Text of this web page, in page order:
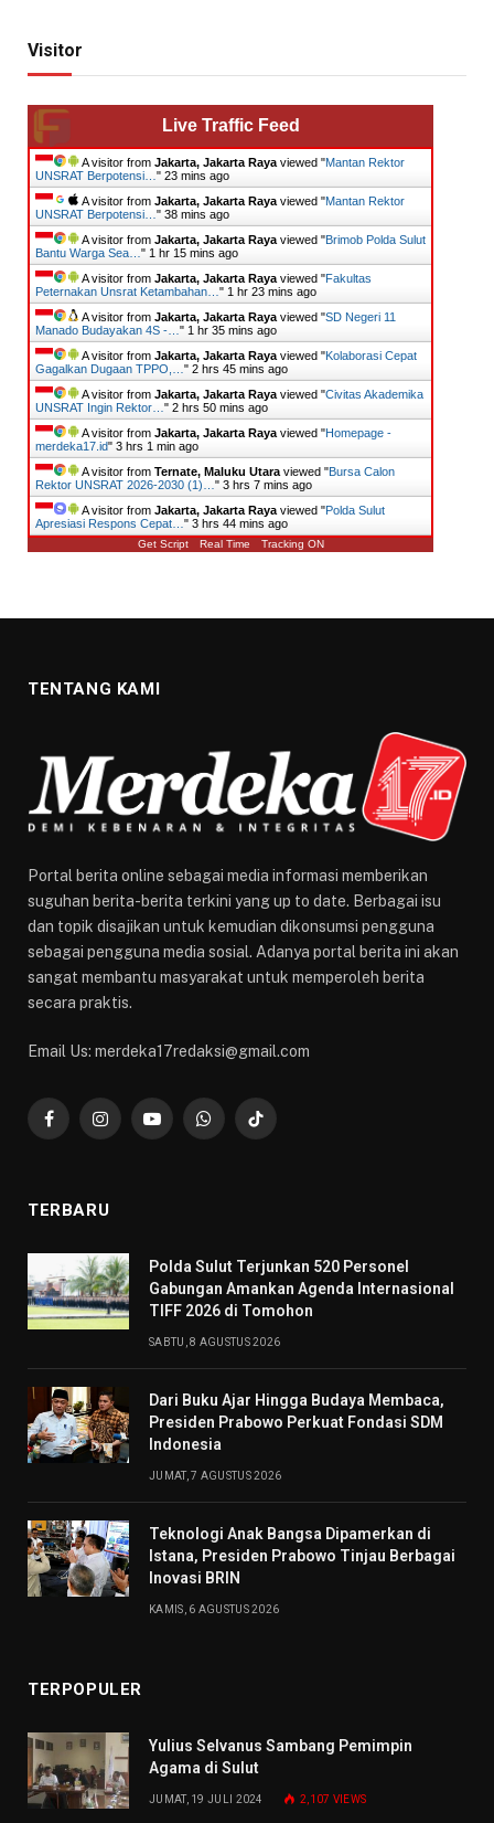
Visitor
Live Traffic Feed
A visitor from Jakarta, Jakarta Raya viewed "Mantan Rektor
UNSRAT Berpotensi… " 23 mins ago
A visitor from Jakarta, Jakarta Raya viewed "Mantan Rektor
UNSRAT Berpotensi… " 38 mins ago
A visitor from Jakarta, Jakarta Raya viewed "Brimob Polda Sulut
Bantu Warga Sea… " 1 hr 15 mins ago
A visitor from Jakarta, Jakarta Raya viewed "Fakultas
Peternakan Unsrat Ketambahan… " 1 hr 23 mins ago
A visitor from Jakarta, Jakarta Raya viewed "SD Negeri 11
Manado Budayakan 4S -… " 1 hr 35 mins ago
A visitor from Jakarta, Jakarta Raya viewed "Kolaborasi Cepat
Gagalkan Dugaan TPPO,… " 2 hrs 45 mins ago
A visitor from Jakarta, Jakarta Raya viewed "Civitas Akademika
UNSRAT Ingin Rektor… " 2 hrs 50 mins ago
A visitor from Jakarta, Jakarta Raya viewed "Homepage -
merdeka17.id" 3 hrs 1 min ago
A visitor from Ternate, Maluku Utara viewed "Bursa Calon
Rektor UNSRAT 2026-2030 (1)… " 3 hrs 7 mins ago
A visitor from Jakarta, Jakarta Raya viewed "Polda Sulut
Apresiasi Respons Cepat… " 3 hrs 44 mins ago
Get Script Real Time Tracking ON
TENTANG KAMI
Portal berita online sebagai media informasi memberikan
suguhan berita-berita terkini yang up to date. Berbagai isu
dan topik disajikan untuk kemudian dikonsumsi pengguna
sebagai pengguna media sosial. Adanya portal berita ini akan
sangat membantu masyarakat untuk memperoleh berita
secara praktis.
Email Us: merdeka17redaksi@gmail.com
FacebookInstagramYouTubeWhatsAppTikTok
TERBARU
​Polda Sulut Terjunkan 520 Personel
Gabungan Amankan Agenda Internasional
TIFF 2026 di Tomohon
SABTU, 8 AGUSTUS 2026
Dari Buku Ajar Hingga Budaya Membaca,
Presiden Prabowo Perkuat Fondasi SDM
Indonesia
JUMAT, 7 AGUSTUS 2026
Teknologi Anak Bangsa Dipamerkan di
Istana, Presiden Prabowo Tinjau Berbagai
Inovasi BRIN
KAMIS, 6 AGUSTUS 2026
TERPOPULER
Yulius Selvanus Sambang Pemimpin
Agama di Sulut
JUMAT, 19 JULI 2024 2,107 VIEWS